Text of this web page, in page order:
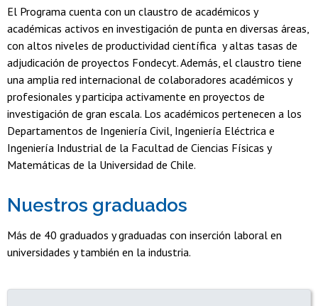
El Programa cuenta con un claustro de académicos y
académicas activos en investigación de punta en diversas áreas,
con altos niveles de productividad científica y altas tasas de
adjudicación de proyectos Fondecyt. Además, el claustro tiene
una amplia red internacional de colaboradores académicos y
profesionales y participa activamente en proyectos de
investigación de gran escala. Los académicos pertenecen a los
Departamentos de Ingeniería Civil, Ingeniería Eléctrica e
Ingeniería Industrial de la Facultad de Ciencias Físicas y
Matemáticas de la Universidad de Chile.
Nuestros graduados
Más de 40 graduados y graduadas con inserción laboral en
universidades y también en la industria.